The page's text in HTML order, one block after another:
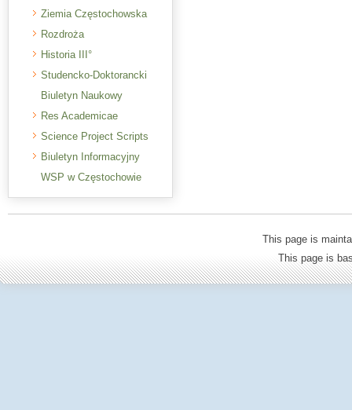
Ziemia Częstochowska
Rozdroża
Historia III°
Studencko-Doktorancki
Biuletyn Naukowy
Res Academicae
Science Project Scripts
Biuletyn Informacyjny
WSP w Częstochowie
This page is
This page is